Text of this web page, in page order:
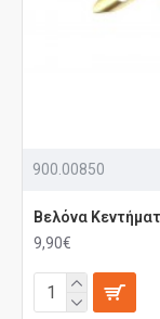
900.00850
Βελόνα
9,90€